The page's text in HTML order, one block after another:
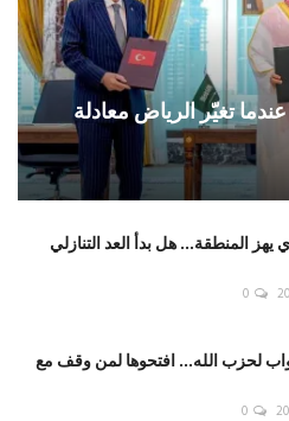
تغيّر الرياض معادلة
المنطقة... هل بدأ العد التنازلي
0
لحزب الله... افتحوها لمن وقف مع
0